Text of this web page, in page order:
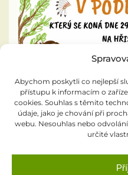
Abychom poskytli co nejlepší
přístupu k informacím o
cookies. Souhlas s těmito
údaje, jako je chování při
webu. Nesouhlas nebo
určité
Odpadové hospodářství
Rybářský spolek
Informační zpravodaj PID
Zápisy z pracovních
Výroční zpráva podle
Oficiální webové stránky